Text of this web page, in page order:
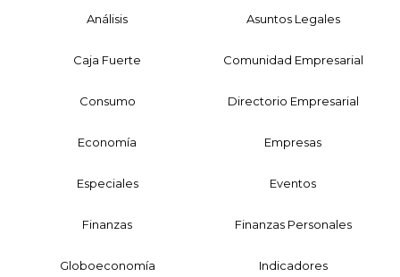
Análisis Asuntos Legales
Caja Fuerte Comunidad Empresarial
Consumo Directorio Empresarial
Economía Empresas
Especiales Eventos
Finanzas Finanzas Personales
Globoeconomía Indicadores